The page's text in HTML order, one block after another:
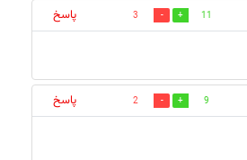
11
3
پاسخ
9
2
پاسخ